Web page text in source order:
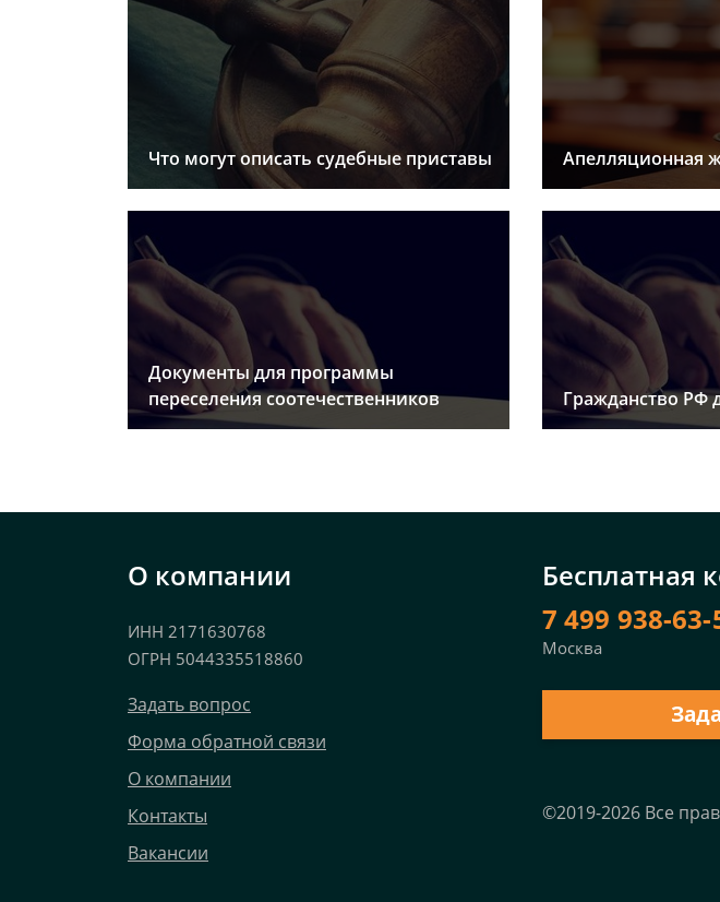
Что могут описать судебные приставы Апелляционная
Документы для программы
переселения соотечественников
Гражданство РФ
О компании
ИНН 2171630768
ОГРН 5044335518860
Задать вопрос
Форма обратной связи
О компании
Контакты
Вакансии
Бесплатная
7 499 938-63-
Москва
©2019-2026 Все